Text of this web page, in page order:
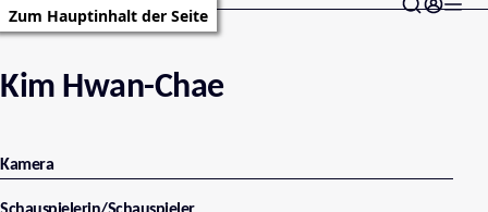
Zum Hauptinhalt der Seite
Kim Hwan-Chae
Kamera